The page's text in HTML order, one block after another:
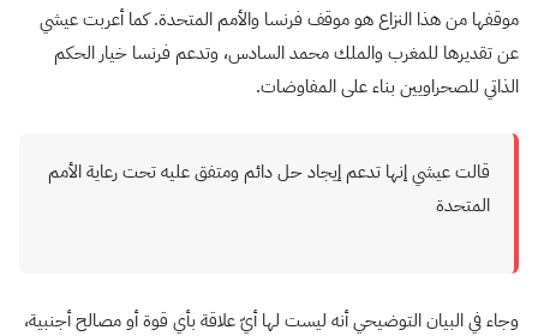
موقفها من هذا النزاع هو موقف فرنسا والأمم المتحدة. كما أعربت عيشي
عن تقديرها للمغرب والملك محمد السادس، وتدعم فرنسا خيار الحكم
الذاتي للصحراويين بناء على المفاوضات.
قالت عيشي إنها تدعم إيجاد حل دائم ومتفق عليه تحت رعاية الأمم
المتحدة
وجاء في البيان التوضيحي أنه ليست لها أيّ علاقة بأي قوة أو مصالح أجنبية،